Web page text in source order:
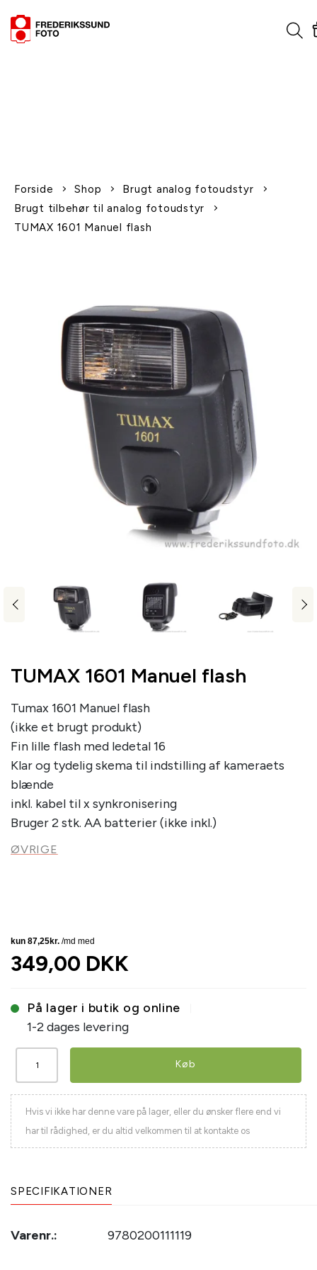
Forside Shop
Brugt analog fotoudstyr
Brugt tilbehør til analog fotoudstyr
TUMAX 1601 Manuel flash
TUMAX 1601 Manuel flash
Tumax 1601 Manuel flash
(ikke et brugt produkt)
Fin lille flash med ledetal 16
Klar og tydelig skema til indstilling af kameraets
blænde
inkl. kabel til x synkronisering
Bruger 2 stk. AA batterier (ikke inkl.)
ØVRIGE
349,00 DKK
På lager i butik og online
1-2 dages levering
Køb
Hvis vi ikke har denne vare på lager, eller du ønsker flere end vi
har til rådighed, er du altid velkommen til at kontakte os
SPECIFIKATIONER
Varenr.: 9780200111119